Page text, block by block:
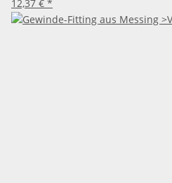
12,37 € *